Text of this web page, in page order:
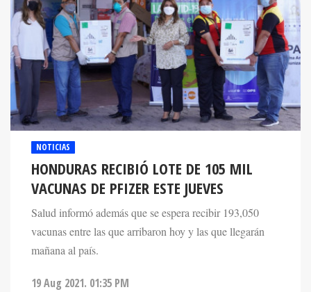
NOTICIAS
HONDURAS RECIBIÓ LOTE DE 105 MIL
VACUNAS DE PFIZER ESTE JUEVES
Salud informó además que se espera recibir 193,050
vacunas entre las que arribaron hoy y las que llegarán
mañana al país.
19 Aug 2021. 01:35 PM